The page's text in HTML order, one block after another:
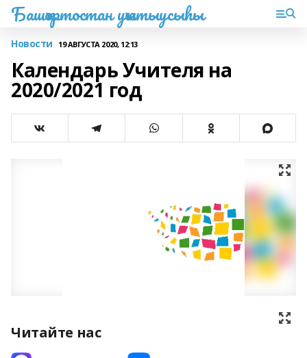
Башҡортостан уҡытыусыһы
Новости 19 АВГУСТА 2020, 12:13
Календарь Учителя на
2020/2021 год
Читайте нас